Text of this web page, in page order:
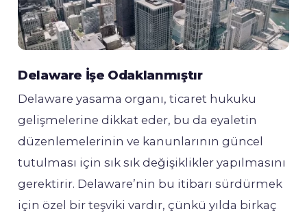
Delaware İşe Odaklanmıştır
Delaware yasama organı, ticaret hukuku
gelişmelerine dikkat eder, bu da eyaletin
düzenlemelerinin ve kanunlarının güncel
tutulması için sık sık değişiklikler yapılmasını
gerektirir. Delaware’nin bu itibarı sürdürmek
için özel bir teşviki vardır, çünkü yılda birkaç